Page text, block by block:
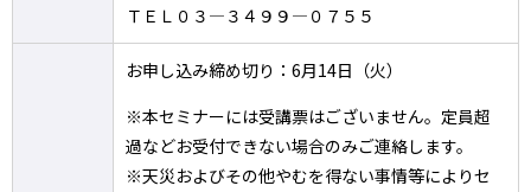
ＴＥＬ０３―３４９９―０７５５
お申し込み締め切り：6月14日（火）
※本セミナーには受講票はございません。定員超
過などお受付できない場合のみご連絡します。
※天災およびその他やむを得ない事情等によりセ